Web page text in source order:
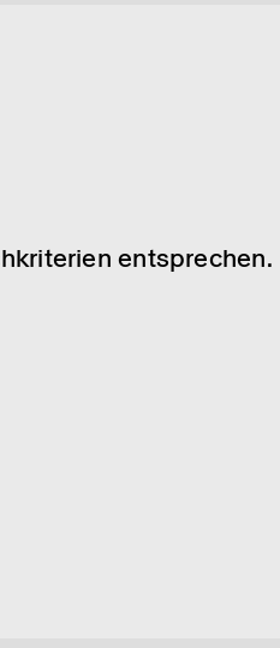
entsprechen.